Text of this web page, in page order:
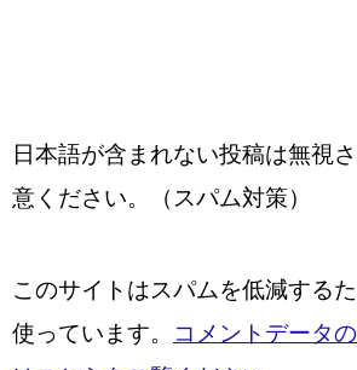
日本語が含まれない投稿は無視
意ください。（スパム対策）
このサイトはスパムを低減する
使っています。
コメントデータ